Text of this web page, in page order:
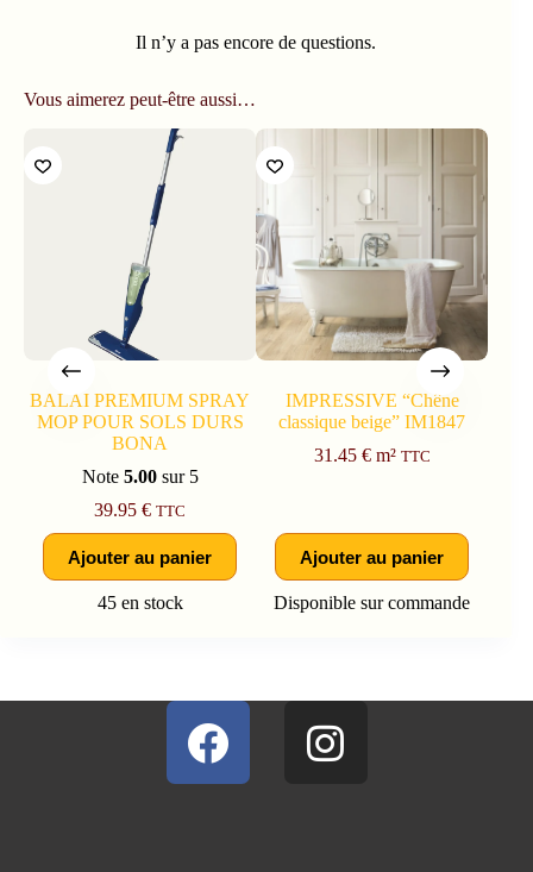
Il n’y a pas encore de questions.
Vous aimerez peut-être aussi…
BALAI PREMIUM SPRAY
MOP POUR SOLS DURS
BONA
Note 5.00sur 5
39.95€ TTC
Ajouter au panier
45 en stock
IMPRESSIVE “Chêne
classique beige” IM1847
31.45 €m² TTC
Ajouter au panier
Disponible sur commande